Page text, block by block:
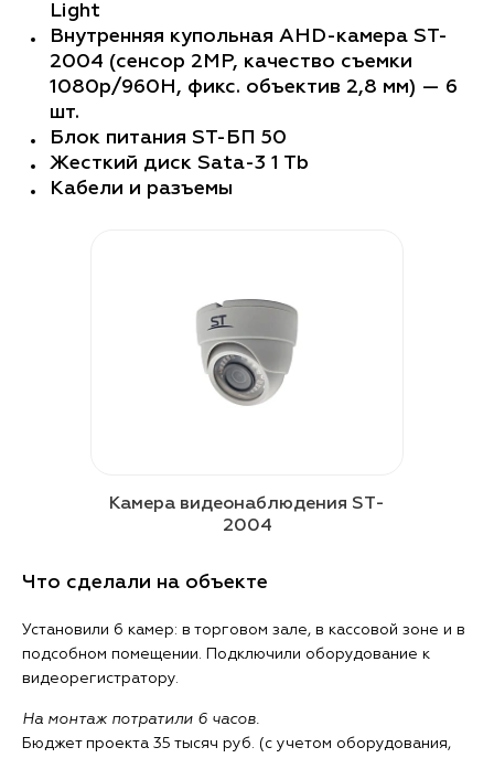
Light
Внутренняя купольная AHD-камера ST-
2004 (сенсор 2MP, качество съемки
1080p/960H, фикс. объектив 2,8 мм) — 6
шт.
Блок питания ST-БП 50
Жесткий диск Sata-3 1 Tb
Кабели и разъемы
Камера видеонаблюдения ST-
2004
Что сделали на объекте
Установили 6 камер: в торговом зале, в кассовой зоне и в
подсобном помещении. Подключили оборудование к
видеорегистратору.
На монтаж потратили 6 часов.
Бюджет проекта 35 тысяч руб. (с учетом оборудования,